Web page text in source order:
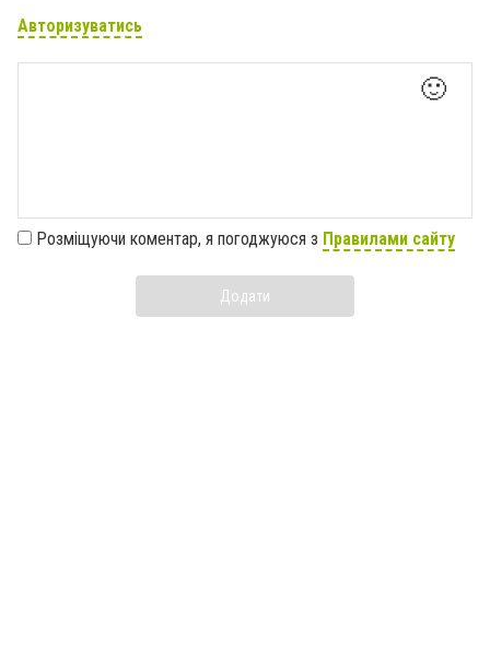
Авторизуватись
🙂
Розміщуючи коментар, я погоджуюся з Правилами сайту
Додати